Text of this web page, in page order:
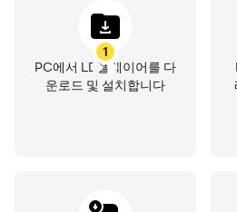
국가에서만 제공)
YouTube 커뮤니티와 소통
● 게시물, 스토리, Premieres 동영
휴대기기에서 콘텐츠 제작
1
PC에서 LD플레이어를 다
운로드 및 설치합니다